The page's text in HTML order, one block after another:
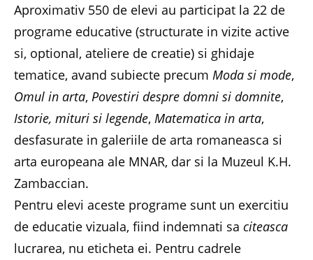
Aproximativ 550 de elevi au participat la 22 de
programe educative (structurate in vizite active
si, optional, ateliere de creatie) si ghidaje
tematice, avand subiecte precum Moda si mode,
Omul in arta, Povestiri despre domni si domnite,
Istorie, mituri si legende, Matematica in arta,
desfasurate in galeriile de arta romaneasca si
arta europeana ale MNAR, dar si la Muzeul K.H.
Zambaccian.
Pentru elevi aceste programe sunt un exercitiu
de educatie vizuala, fiind indemnati sa citeasca
lucrarea, nu eticheta ei. Pentru cadrele